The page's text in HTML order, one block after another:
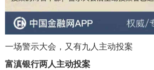
一场警示大会，又有九人主动投案
富滇银行两人主动投案